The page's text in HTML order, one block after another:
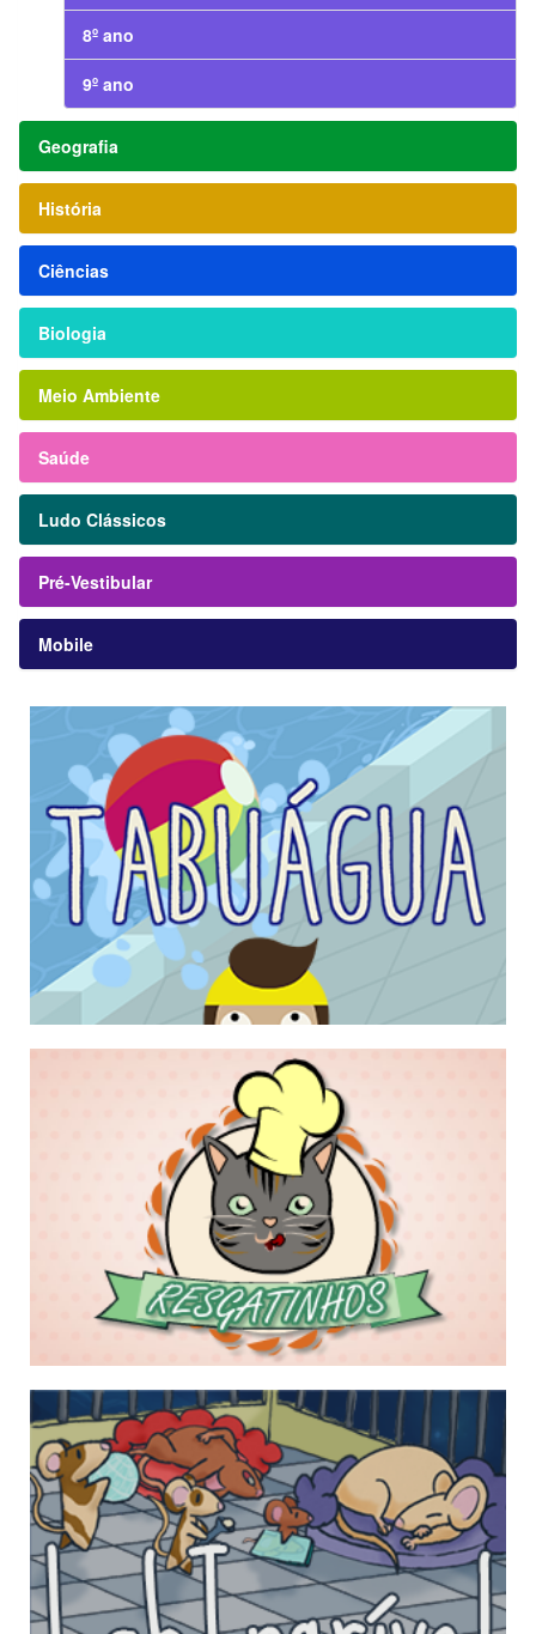
8º ano
9º ano
Geografia
História
Ciências
Biologia
Meio Ambiente
Saúde
Ludo Clássicos
Pré-Vestibular
Mobile